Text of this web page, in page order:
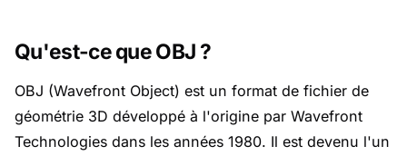
Qu'est-ce que OBJ ?
OBJ (Wavefront Object) est un format de fichier de
géométrie 3D développé à l'origine par Wavefront
Technologies dans les années 1980. Il est devenu l'un